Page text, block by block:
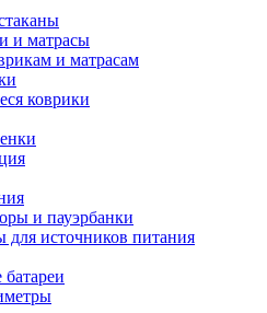
и матрасы
и матрасам
коврики
и пауэрбанки
для источников питания